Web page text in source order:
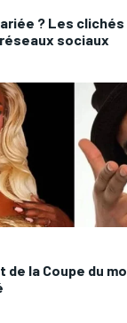
? Les
sociaux
la Coupe du